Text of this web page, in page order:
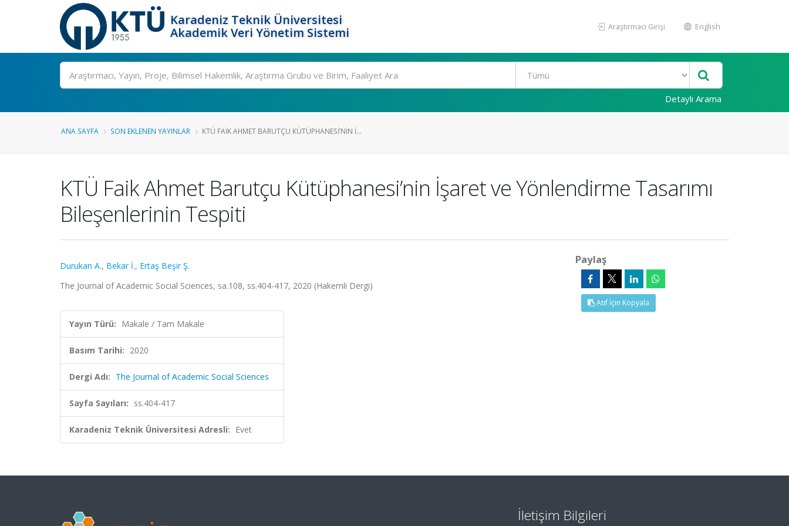
Karadeniz Teknik Üniversitesi
Akademik Veri Yönetim Sistemi
Araştırmacı Girişi English
Ara
Detaylı Arama
ANA SAYFA SON EKLENEN YAYINLAR KTÜ FAIK AHMET BARUTÇU KÜTÜPHANESI’NIN İ...
KTÜ Faik Ahmet Barutçu Kütüphanesi’nin İşaret ve Yönlendirme Tasarımı
Bileşenlerinin Tespiti
Durukan A., Bekar İ., Ertaş Beşir Ş.
The Journal of Academic Social Sciences, sa.108, ss.404-417, 2020 (Hakemli Dergi)
Yayın Türü: Makale / Tam Makale
Basım Tarihi: 2020
Dergi Adı: The Journal of Academic Social Sciences
Sayfa Sayıları: ss.404-417
Karadeniz Teknik Üniversitesi Adresli: Evet
Paylaş
Atıf İçin Kopyala
İletişim Bilgileri